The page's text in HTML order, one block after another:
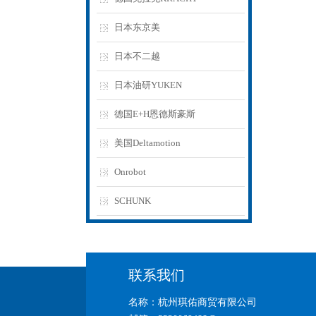
日本东京美
日本不二越
日本油研YUKEN
德国E+H恩德斯豪斯
美国Deltamotion
Onrobot
SCHUNK
联系我们
名称：杭州琪佑商贸有限公司